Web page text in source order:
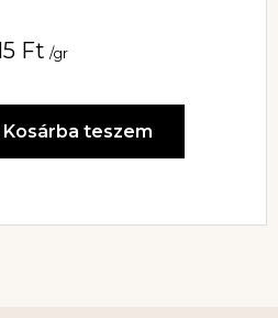
Ft /gr
Kosárba teszem